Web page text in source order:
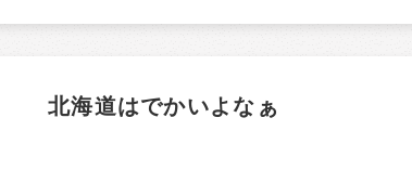
北海道はでかいよなぁ